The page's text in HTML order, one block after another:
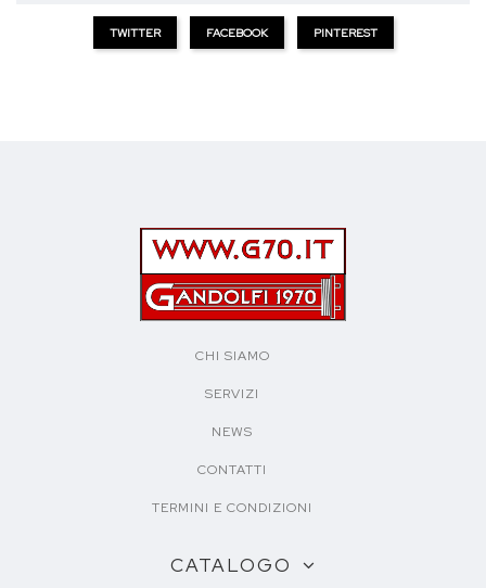
TWITTER FACEBOOK PINTEREST
CHI SIAMO
SERVIZI
NEWS
CONTATTI
TERMINI E CONDIZIONI
CATALOGO